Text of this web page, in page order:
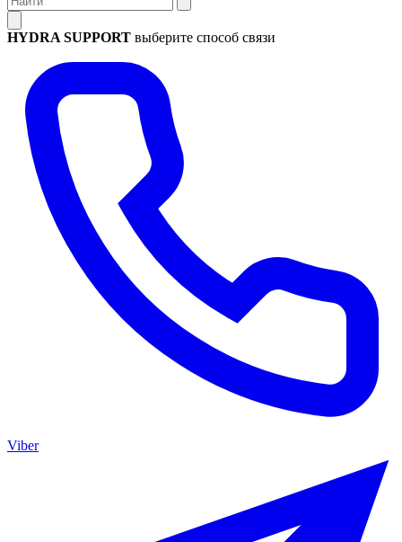
HYDRA SUPPORT выберите способ связи
Viber